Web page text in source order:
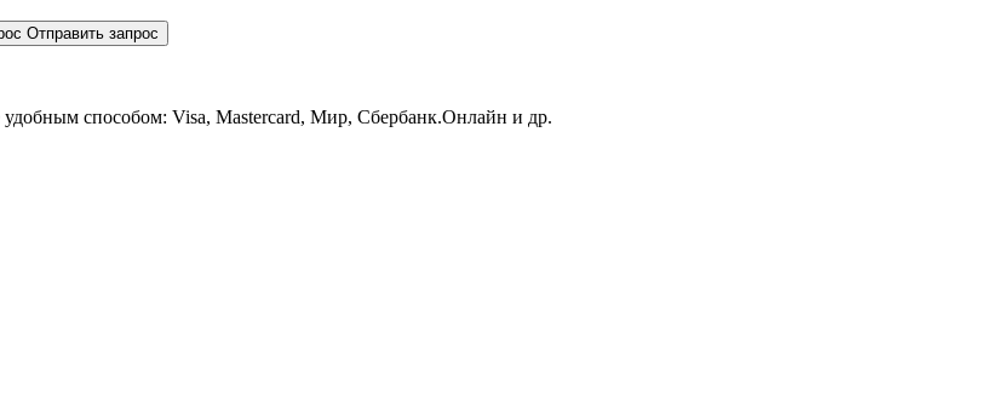
Отправить запрос
удобным способом: Visa, Mastercard, Мир, Сбербанк.Онлайн и др.